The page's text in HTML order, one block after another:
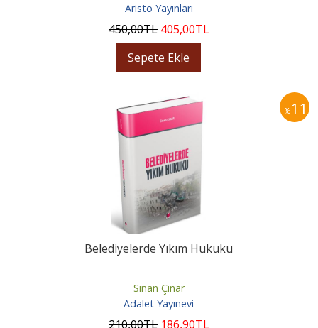
Aristo Yayınları
450,00TL 405,00TL
Sepete Ekle
%11
Belediyelerde Yıkım Hukuku
Sinan Çınar
Adalet Yayınevi
210,00TL 186,90TL